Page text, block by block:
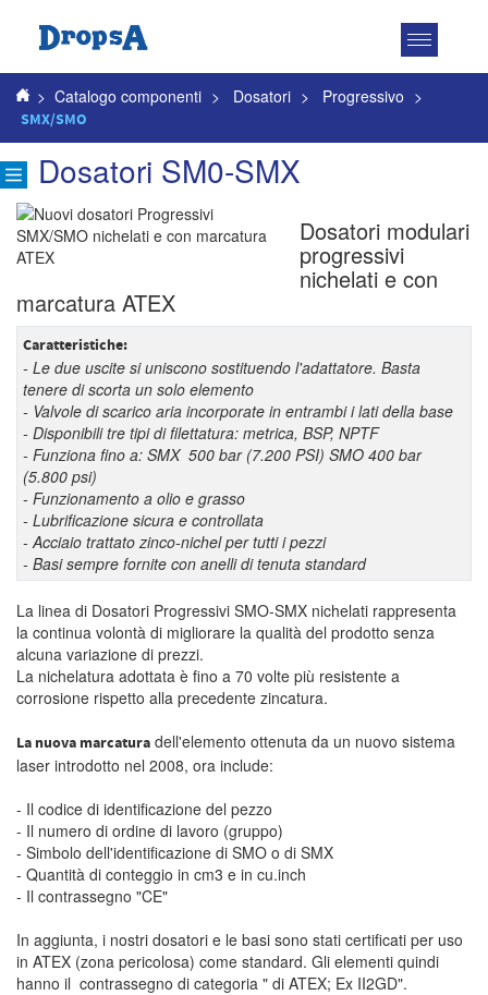
Attiva
> Catalogo componenti > Dosatori > Progressivo >
SMX/SMO
Dosatori SM0-SMX
Dosatori modulari
progressivi
nichelati e con
marcatura ATEX
Caratteristiche:
- Le due uscite si uniscono sostituendo l'adattatore. Basta
tenere di scorta un solo elemento
- Valvole di scarico aria incorporate in entrambi i lati della base
- Disponibili tre tipi di filettatura: metrica, BSP, NPTF
- Funziona fino a: SMX 500 bar (7.200 PSI) SMO 400 bar
(5.800 psi)
- Funzionamento a olio e grasso
- Lubrificazione sicura e controllata
- Acciaio trattato zinco-nichel per tutti i pezzi
- Basi sempre fornite con anelli di tenuta standard
La linea di Dosatori Progressivi SMO-SMX nichelati rappresenta
la continua volontà di migliorare la qualità del prodotto senza
alcuna variazione di prezzi.
La nichelatura adottata è fino a 70 volte più resistente a
corrosione rispetto alla precedente zincatura.
La nuova marcatura dell'elemento ottenuta da un nuovo sistema
laser introdotto nel 2008, ora include:
- Il codice di identificazione del pezzo
- Il numero di ordine di lavoro (gruppo)
- Simbolo dell'identificazione di SMO o di SMX
- Quantità di conteggio in cm3 e in cu.inch
- Il contrassegno "CE"
In aggiunta, i nostri dosatori e le basi sono stati certificati per uso
in ATEX (zona pericolosa) come standard. Gli elementi quindi
hanno il contrassegno di categoria " di ATEX; Ex II2GD".